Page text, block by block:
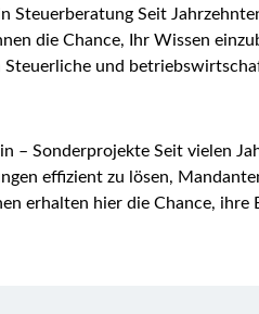
Steuerberatung Seit
die Chance, Ihr Wissen
und
– Sonderprojekte Seit vielen
effizient zu lösen,
erhalten hier die Chance,